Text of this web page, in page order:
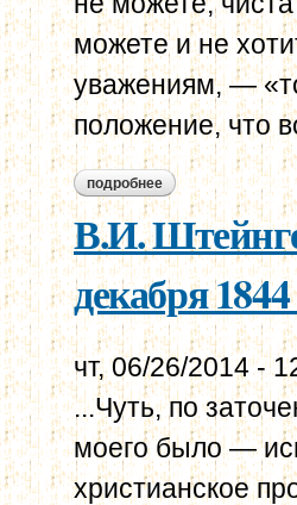
можете и не
уважениям, —
положение, что
подробнее о в.и. штейнгейль
В.И.
декабря 1844
чт, 06/26/2014 -
...Чуть, по
моего было —
христианское